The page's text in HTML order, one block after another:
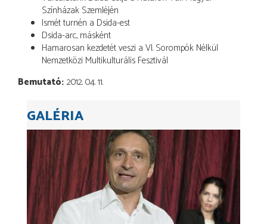
Színházak Szemléjén
Ismét turnén a Dsida-est
Dsida-arc, másként
Hamarosan kezdetét veszi a VI. Sorompók Nélkül
Nemzetközi Multikulturális Fesztivál
Bemutató 2012. 04. 11.
GALÉRIA